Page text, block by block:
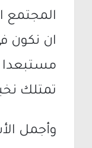
المجتمع
ان نكون
مستبعدا
تمتلك
وأجمل